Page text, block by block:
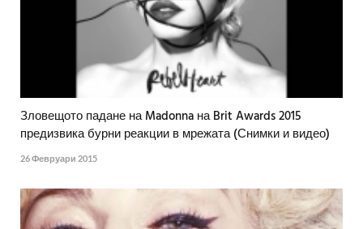
Зловещото падане на Madonna на Brit Awards 2015
предизвика бурни реакции в мрежата (Снимки и видео)
26 Февруари 2015